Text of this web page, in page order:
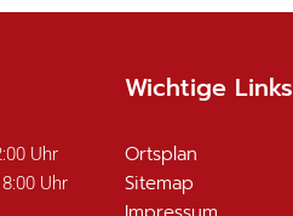
Uhr
Uhr
Wichtige Links
Ortsplan
Sitemap